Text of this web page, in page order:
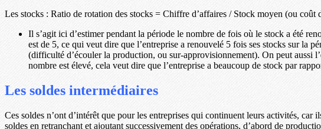
Les stocks : Ratio de rotation des stocks = Chiffre d’affaires / Stock moyen (ou
Il s’agit ici d’estimer pendant la période le nombre de fois où le stock a été
est de 5, ce qui veut dire que l’entreprise a renouvelé 5 fois ses stocks sur la
(difficulté d’écouler la production, ou sur-approvisionnement). On peut aussi
nombre est élevé, cela veut dire que l’entreprise a beaucoup de stock par
Les soldes intermédiaires
Ces soldes n’ont d’intérêt que pour les entreprises qui continuent leurs activités,
soldes en retranchant et ajoutant successivement des opérations, d’abord de